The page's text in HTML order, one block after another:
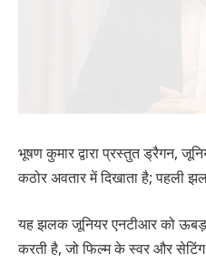
भूषण कुमार द्वारा प्रस्तुत ड्रैगन,
कठोर अवतार में दिखाता है; पहली
यह झलक जूनियर एनटीआर को
करती है, जो फिल्म के स्वर और